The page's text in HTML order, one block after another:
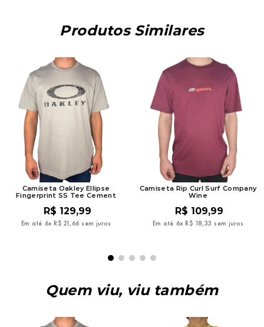
Produtos Similares
Camiseta Oakley Ellipse
Fingerprint SS Tee Cement
R$ 129,99
Em até 6x R$ 21 , 66 sem juros
Camiseta Rip Curl Surf Company
Wine
R$ 109,99
Em até 6x R$ 18,33 sem juros
Quem viu, viu também